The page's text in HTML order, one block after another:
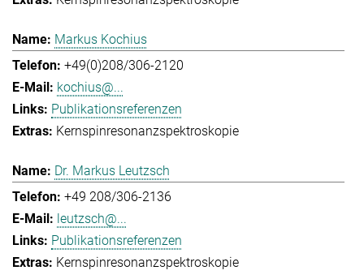
Markus Kochius
+49(0)208/306-2120
kochius@...
Publikationsreferenzen
Kernspinresonanzspektroskopie
Dr. Markus Leutzsch
+49 208/306-2136
leutzsch@...
Publikationsreferenzen
Kernspinresonanzspektroskopie